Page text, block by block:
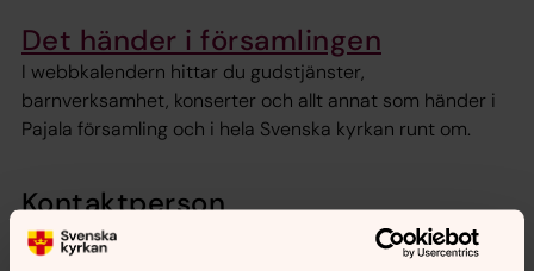
Det händer i församlingen
I webbkalendern hittar du gudstjänster,
barnverksamhet, konserter och allt annat som händer i
Pajala församling och i hela Svenska kyrkan runt om.
Kontaktperson